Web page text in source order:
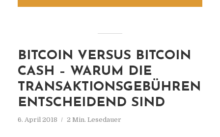
BITCOIN VERSUS BITCOIN
CASH – WARUM DIE
TRANSAKTIONSGEBÜHREN
ENTSCHEIDEND SIND
6. April 2018 2 Min. Lesedauer